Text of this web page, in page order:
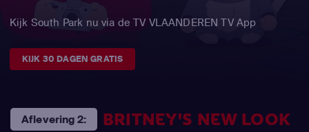
Kijk South Park nu via de TV VLAANDEREN TV App
KIJK 30 DAGEN GRATIS
Aflevering 2: BRITNEY'S NEW LOOK